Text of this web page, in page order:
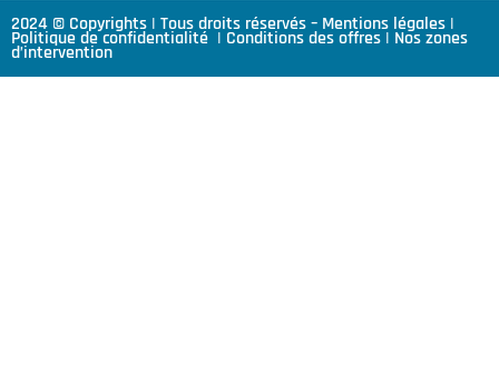
2024 © Copyrights | Tous droits réservés – Mentions légales |
Politique de confidentialité | Conditions des offres | Nos zones
d’intervention